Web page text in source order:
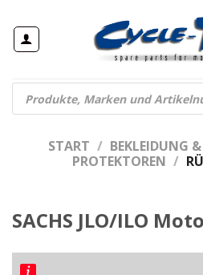
Inhalt
springen
Products
search
START / BEKLEIDUNG
PROTEKTOREN /
SACHS JLO/ILO